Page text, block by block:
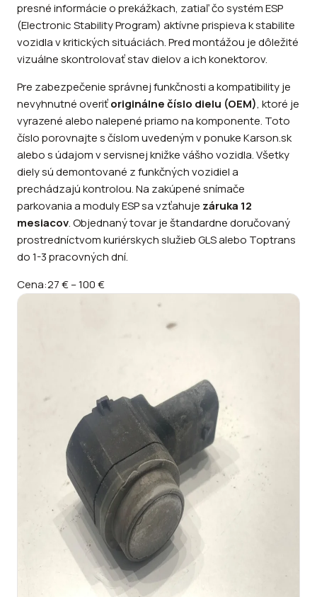
presné informácie o prekážkach, zatiaľ čo systém ESP
(Electronic Stability Program) aktívne prispieva k stabilite
vozidla v kritických situáciách. Pred montážou je dôležité
vizuálne skontrolovať stav dielov a ich konektorov.
Pre zabezpečenie správnej funkčnosti a kompatibility je
nevyhnutné overiťoriginálne číslo dielu (OEM), ktoré je
vyrazené alebo nalepené priamo na komponente. Toto
číslo porovnajte s číslom uvedeným v ponuke Karson.sk
alebo s údajom v servisnej knižke vášho vozidla. Všetky
diely sú demontované z funkčných vozidiel a
prechádzajú kontrolou. Na zakúpené snímače
parkovania a moduly ESP sa vzťahuje záruka 12
mesiacov. Objednaný tovar je štandardne doručovaný
prostredníctvom kuriérskych služieb GLS alebo Toptrans
do 1-3 pracovných dní.
Cena:27 €–100 €